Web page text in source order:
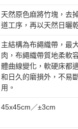
天然原色麻將竹塊，去
道工序，再以天然日曬
主結構為布繩織帶，最
肉，布繩織帶質地柔軟
體曲線變化，軟硬床都
和日久的磨損外，不易
用。
45x45cm／±3cm